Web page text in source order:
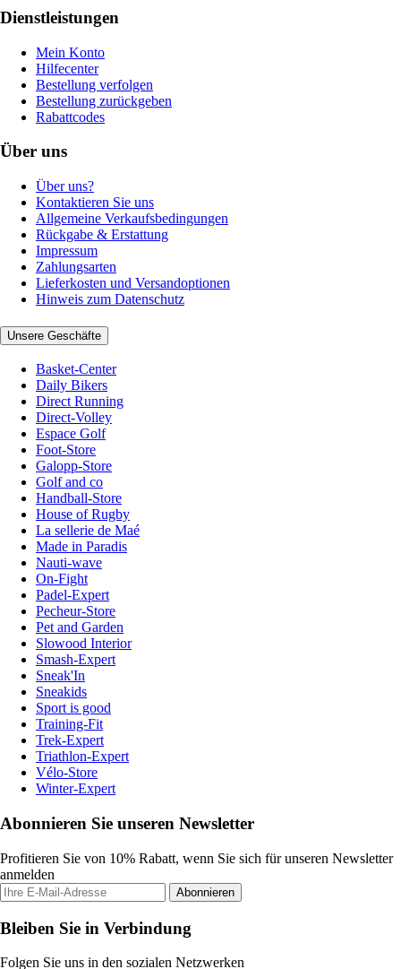
Dienstleistungen
Mein Konto
Hilfecenter
Bestellung verfolgen
Bestellung zurückgeben
Rabattcodes
Über uns
Über uns?
Kontaktieren Sie uns
Allgemeine Verkaufsbedingungen
Rückgabe & Erstattung
Impressum
Zahlungsarten
Lieferkosten und Versandoptionen
Hinweis zum Datenschutz
Unsere Geschäfte
Basket-Center
Daily Bikers
Direct Running
Direct-Volley
Espace Golf
Foot-Store
Galopp-Store
Golf and co
Handball-Store
House of Rugby
La sellerie de Maé
Made in Paradis
Nauti-wave
On-Fight
Padel-Expert
Pecheur-Store
Pet and Garden
Slowood Interior
Smash-Expert
Sneak'In
Sneakids
Sport is good
Training-Fit
Trek-Expert
Triathlon-Expert
Vélo-Store
Winter-Expert
Abonnieren Sie unseren Newsletter
Profitieren Sie von 10% Rabatt, wenn Sie sich für unseren Newsletter
anmelden
Abonnieren
Bleiben Sie in Verbindung
Folgen Sie uns in den sozialen Netzwerken